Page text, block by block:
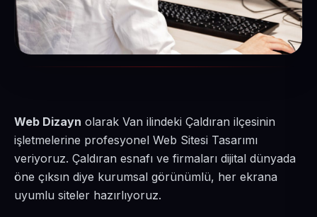
Web Dizayn olarak Van ilindeki Çaldıran ilçesinin
işletmelerine profesyonel Web Sitesi Tasarımı
veriyoruz. Çaldıran esnafı ve firmaları dijital dünyada
öne çıksın diye kurumsal görünümlü, her ekrana
uyumlu siteler hazırlıyoruz.